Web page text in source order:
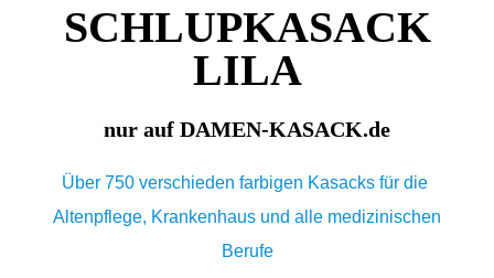
SCHLUPKASACK
LILA
nur auf DAMEN-KASACK.de
Über 750 verschieden farbigen Kasacks für die
Altenpflege, Krankenhaus und alle medizinischen
Berufe